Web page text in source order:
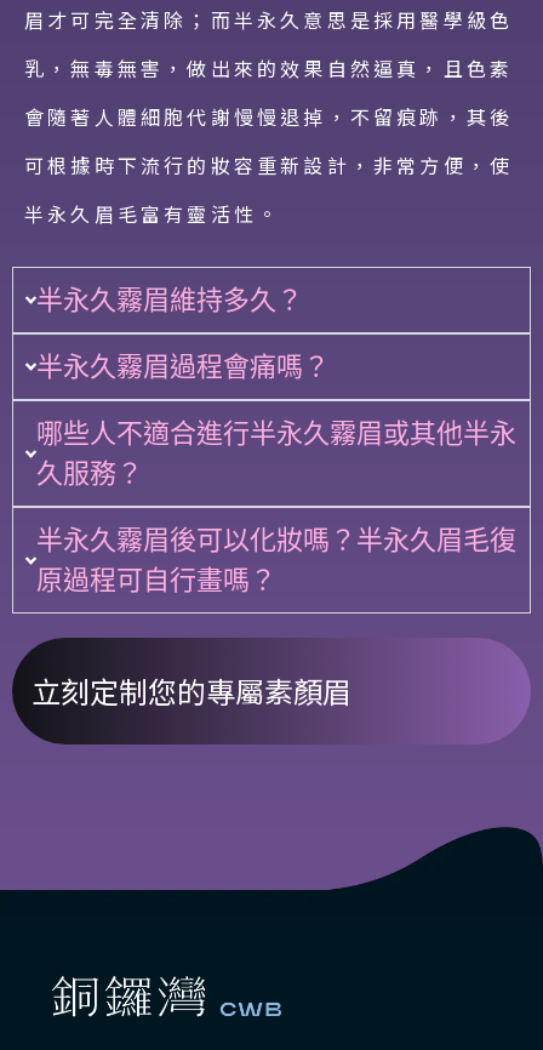
眉才可完全清除；而半永久意思是採用醫學級色
乳，無毒無害，做出來的效果自然逼真，且色素
會隨著人體細胞代謝慢慢退掉，不留痕跡，其後
可根據時下流行的妝容重新設計，非常方便，使
半永久眉毛富有靈活性。
半永久霧眉維持多久？
半永久霧眉過程會痛嗎？
哪些人不適合進行半永久霧眉或其他半永
久服務？
半永久霧眉後可以化妝嗎？半永久眉毛復
原過程可自行畫嗎？
立刻定制您的專屬素顏眉